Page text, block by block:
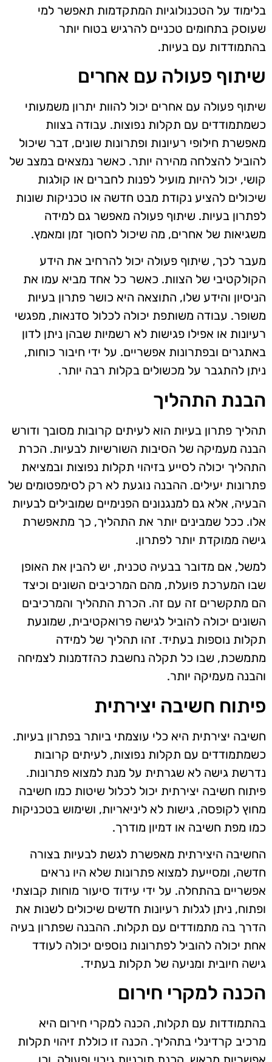
בלימוד על הטכנולוגיות המתקדמות תאפשר למי
שעוסק בתחומים טכניים להרגיש בטוח יותר
בהתמודדות עם בעיות.
שיתוף פעולה עם אחרים
שיתוף פעולה עם אחרים יכול להוות יתרון משמעותי
כשמתמודדים עם תקלות נפוצות. עבודה בצוות
מאפשרת חילופי רעיונות ופתרונות שונים, דבר שיכול
להוביל להצלחה מהירה יותר. כאשר נמצאים במצב של
קושי, יכול להיות מועיל לפנות לחברים או קולגות
שיכולים להציע נקודת מבט חדשה או טכניקות שונות
לפתרון בעיות. שיתוף פעולה מאפשר גם למידה
משגיאות של אחרים, מה שיכול לחסוך זמן ומאמץ.
מעבר לכך, שיתוף פעולה יכול להרחיב את הידע
הקולקטיבי של הצוות. כאשר כל אחד מביא עמו את
הניסיון והידע שלו, התוצאה היא כושר פתרון בעיות
משופר. עבודה משותפת יכולה לכלול סדנאות, מפגשי
רעיונות או אפילו פגישות לא רשמיות שבהן ניתן לדון
באתגרים ובפתרונות אפשריים. על ידי חיבור כוחות,
ניתן להתגבר על מכשולים בקלות רבה יותר.
הבנת התהליך
תהליך פתרון בעיות הוא לעיתים קרובות מסובך ודורש
הבנה מעמיקה של הסיבות השורשיות לבעיות. הכרת
התהליך יכולה לסייע בזיהוי תקלות נפוצות ובמציאת
פתרונות יעילים. ההבנה נוגעת לא רק לסימפטומים של
הבעיה, אלא גם למנגנונים הפנימיים שמובילים לבעיות
אלו. ככל שמבינים יותר את התהליך, כך מתאפשרת
גישה ממוקדת יותר לפתרון.
למשל, אם מדובר בבעיה טכנית, יש להבין את האופן
שבו המערכת פועלת, מהם המרכיבים השונים וכיצד
הם מתקשרים זה עם זה. הכרת התהליך והמרכיבים
השונים יכולה להוביל לגישה פרואקטיבית, שמונעת
תקלות נוספות בעתיד. זהו תהליך של למידה
מתמשכת, שבו כל תקלה נחשבת כהזדמנות לצמיחה
והבנה מעמיקה יותר.
פיתוח חשיבה יצירתית
חשיבה יצירתית היא כלי עוצמתי ביותר בפתרון בעיות.
כשמתמודדים עם תקלות נפוצות, לעיתים קרובות
נדרשת גישה לא שגרתית על מנת למצוא פתרונות.
פיתוח חשיבה יצירתית יכול לכלול שיטות כמו חשיבה
מחוץ לקופסה, גישות לא ליניאריות, ושימוש בטכניקות
כמו מפת חשיבה או דמיון מודרך.
החשיבה היצירתית מאפשרת לגשת לבעיות בצורה
חדשה, ומסייעת למצוא פתרונות שלא היו נראים
אפשריים בהתחלה. על ידי עידוד סיעור מוחות קבוצתי
ופתוח, ניתן לגלות רעיונות חדשים שיכולים לשנות את
הדרך בה מתמודדים עם תקלות. ההבנה שפתרון בעיה
אחת יכולה להוביל לפתרונות נוספים יכולה לעודד
גישה חיובית ומניעה של תקלות בעתיד.
הכנה למקרי חירום
בהתמודדות עם תקלות, הכנה למקרי חירום היא
מרכיב קרדינלי בתהליך. הכנה זו כוללת זיהוי תקלות